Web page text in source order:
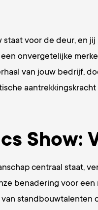
voor de deur, en
onvergetelijke
van jouw bedrijf,
Show:
centraal staat,
benadering voor